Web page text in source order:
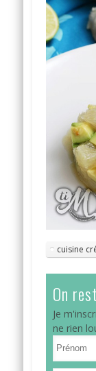
cuisine
On
Je
ne rien